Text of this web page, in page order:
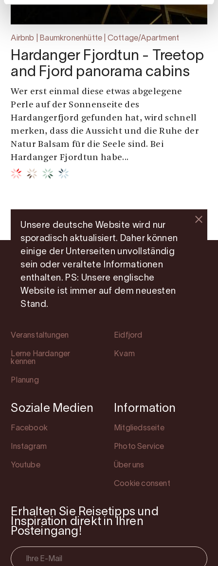
Airbnb | Baumkronenhütte | Cottage/Apartment
Hardanger Fjordtun - Treetop
and Fjord panorama cabins
Wer erst einmal diese etwas abgelegene
Perle auf der Sonnenseite des
Hardangerfjord gefunden hat, wird schnell
merken, dass die Aussicht und die Ruhe der
Natur Balsam für die Seele sind. Bei
Hardanger Fjordtun habe...
Unsere deutsche Website wird nur
sporadisch aktualisiert. Daher können
einige der Unterseiten unvollständig
sein oder veraltete Informationen
enthalten. PS: Unsere englische
Website ist immer auf dem neuesten
Stand.
Abkürzungen
Attraktionen
Veranstaltungen
Lerne Hardanger
kennen
Planung
Orte
Eidfjord
Kvam
Soziale Medien
Facebook
Instagram
Youtube
Information
Mitgliedsseite
Photo Service
Über uns
Cookie consent
Erhalten Sie Reisetipps und
Inspiration direkt in Ihren
Posteingang!